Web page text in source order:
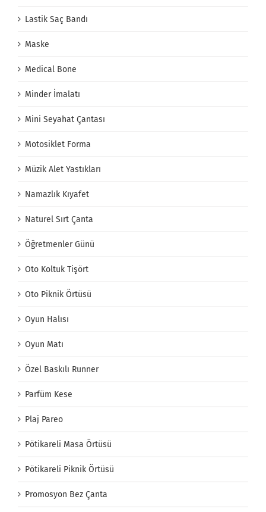
Lastik Saç Bandı
Maske
Medical Bone
Minder İmalatı
Mini Seyahat Çantası
Motosiklet Forma
Müzik Alet Yastıkları
Namazlık Kıyafet
Naturel Sırt Çanta
Öğretmenler Günü
Oto Koltuk Tişört
Oto Piknik Örtüsü
Oyun Halısı
Oyun Matı
Özel Baskılı Runner
Parfüm Kese
Plaj Pareo
Pötikareli Masa Örtüsü
Pötikareli Piknik Örtüsü
Promosyon Bez Çanta